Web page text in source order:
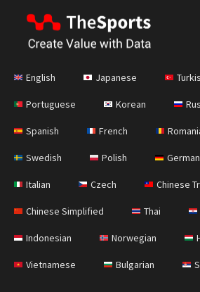
English Japanese
Portuguese Korean
Spanish French
Swedish Polish German
Italian Czech Chinese
Chinese Simplified Thai
Indonesian Norwegian
Vietnamese Bulgarian